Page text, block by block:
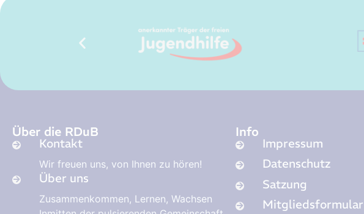
Über die RDuB
Kontakt
Wir freuen uns, von Ihnen zu hören!
Über uns
Zusammenkommen, Lernen, Wachsen
Info
Impressum
Datenschutz
Satzung
Mitgliedsformular